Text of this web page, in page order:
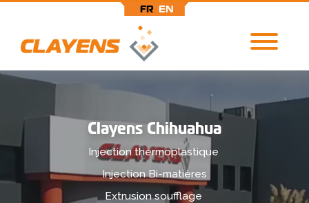
Aller
FR EN
Clayens Chihuahua
Injection thermoplastique
Injection Bi-matières
Extrusion soufflage